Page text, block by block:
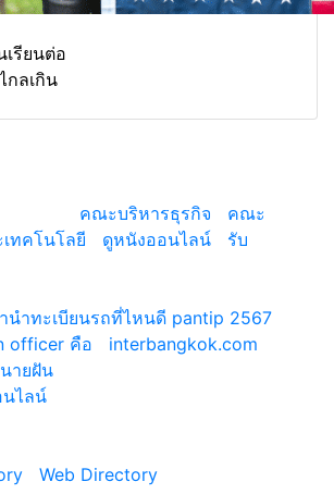
เรียนต่อ
กลเกิน
คณะบริหารธุรกิจ
คณะ
ทคโนโลยี
ดูหนังออนไลน์
รับ
นําทะเบียนรถที่ไหนดี pantip 2567
officer คือ
interbangkok.com
ายฝัน
ไลน์
Web Directory